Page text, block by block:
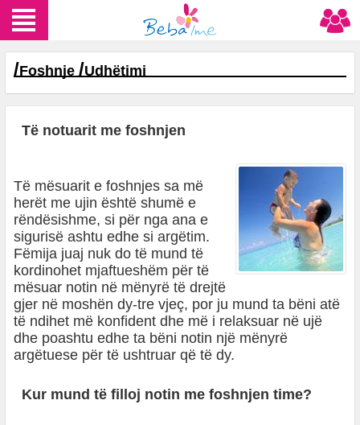
/Foshnje /Udhëtimi
Të notuarit me foshnjen
Të mësuarit e foshnjes sa më
herët me ujin është shumë e
rëndësishme, si për nga ana e
sigurisë ashtu edhe si argëtim.
Fëmija juaj nuk do të mund të
kordinohet mjaftueshëm për të
mësuar notin në mënyrë të drejtë
gjer në moshën dy-tre vjeç, por ju mund ta bëni atë
të ndihet më konfident dhe më i relaksuar në ujë
dhe poashtu edhe ta bëni notin një mënyrë
argëtuese për të ushtruar që të dy.
Kur mund të filloj notin me foshnjen time?